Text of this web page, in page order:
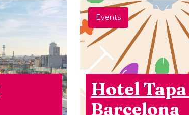
Events
Hotel
Barcelona